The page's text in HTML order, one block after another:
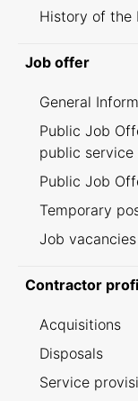
History of the
Job offer
General
Public Job
public
Public Job
Temporary
Job vacancies
Contractor
Acquisitions
Disposals
Service